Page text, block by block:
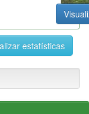
estatísticas